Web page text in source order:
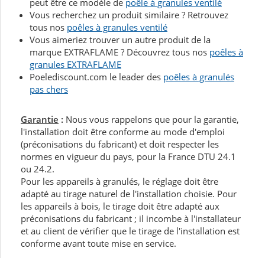
peut être ce modèle de poêle à granules ventilé
Vous recherchez un produit similaire ? Retrouvez
tous nos poêles à granules ventilé
Vous aimeriez trouver un autre produit de la
marque EXTRAFLAME ? Découvrez tous nos poêles à
granules EXTRAFLAME
Poelediscount.com le leader des poêles à granulés
pas chers
Garantie : Nous vous rappelons que pour la garantie,
l'installation doit être conforme au mode d'emploi
(préconisations du fabricant) et doit respecter les
normes en vigueur du pays, pour la France DTU 24.1
ou 24.2.
Pour les appareils à granulés, le réglage doit être
adapté au tirage naturel de l'installation choisie. Pour
les appareils à bois, le tirage doit être adapté aux
préconisations du fabricant ; il incombe à l'installateur
et au client de vérifier que le tirage de l'installation est
conforme avant toute mise en service.